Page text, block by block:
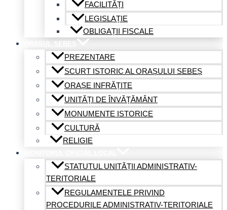
FACILITĂȚI
LEGISLAȚIE
OBLIGAȚII FISCALE
PREZENTARE
SCURT ISTORIC AL ORAȘULUI SEBEȘ
ORAȘE INFRĂȚITE
UNITĂȚI DE ÎNVĂȚĂMÂNT
MONUMENTE ISTORICE
CULTURĂ
RELIGIE
STATUTUL UNITĂȚII ADMINISTRATIV-
TERITORIALE
REGULAMENTELE PRIVIND
PROCEDURILE ADMINISTRATIV-TERITORIALE